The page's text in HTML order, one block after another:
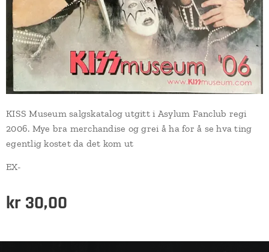
KISS Museum salgskatalog utgitt i Asylum Fanclub regi
2006. Mye bra merchandise og grei å ha for å se hva ting
egentlig kostet da det kom ut
EX-
kr 30,00